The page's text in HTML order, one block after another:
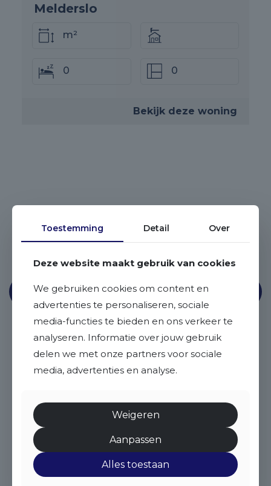
Melderslo
m²
0 0
Bekijk deze woning
9.5
Wij zijn heel goed begeleid
door Stan,onze Maas en Peel
makelaar. Hij was enthousiast
hield ons verder goed op de
hoogte en we konden met
vragen altijd bij hem terecht.
Een Funda gebruiker
Toestemming Detail Over
Deze website maakt gebruik van cookies
We gebruiken cookies om content en
advertenties te personaliseren, sociale
media-functies te bieden en ons verkeer te
analyseren. Informatie over jouw gebruik
delen we met onze partners voor sociale
media, advertenties en analyse.
Weigeren
Aanpassen
Alles toestaan